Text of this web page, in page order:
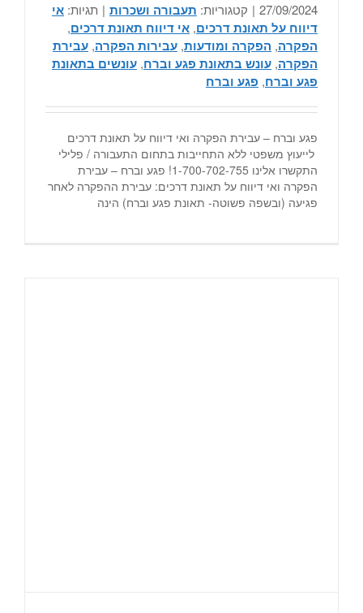
27/09/2024
| קטגוריות: תעבורה ושכרות | תגיות: אי
דיווח על תאונת דרכים, אי דיווח תאונת דרכים,
הפקרה, הפקרה ומודעות, עבירות הפקרה, עבירת
הפקרה, עונש בתאונת פגע וברח, עונשים בתאונת
פגע וברח, פגע וברח
פגע וברח – עבירת הפקרה ואי דיווח על תאונת דרכים
לייעוץ משפטי ללא התחייבות בתחום התעבורה / פלילי
התקשרו אלינו 1-700-702-755! פגע וברח – עבירת
הפקרה ואי דיווח על תאונת דרכים: עבירת ההפקרה לאחר
פגיעה (ובשפה פשוטה- תאונת פגע וברח) הינה